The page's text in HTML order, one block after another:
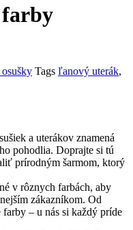
Tags ľanový uterák,
a uterákov znamená
pohodlia. Doprajte si tú
prírodným šarmom, ktorý
v rôznych farbách, aby
zákazníkom. Od
– u nás si každý príde